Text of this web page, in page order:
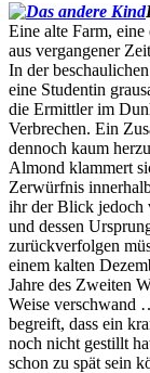
Eine alte Farm, eine
aus vergangener
In der
eine Studentin
die Ermittler im
Verbrechen. Ein
dennoch kaum
Almond klammert
Zerwürfnis
ihr der Blick jedoch
und dessen
zurückverfolgen
einem kalten
Jahre des Zweiten
Weise verschwand
begreift, dass ein
noch nicht gestillt
schon zu spät sein